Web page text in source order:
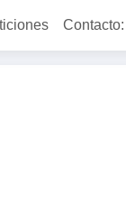
Contacto: